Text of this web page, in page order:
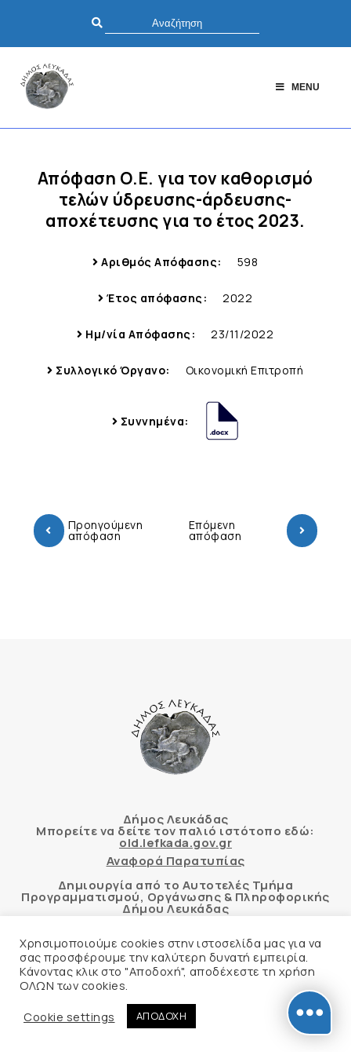
MENU
Απόφαση Ο.Ε. για τον καθορισμό
τελών ύδρευσης-άρδευσης-
αποχέτευσης για το έτος 2023.
Αριθμός Απόφασης: 598
Έτος απόφασης: 2022
Ημ/νία Απόφασης: 23/11/2022
Συλλογικό Όργανο: Οικονομική Επιτροπή
Συννημένα:
Προηγούμενη
απόφαση
Επόμενη
απόφαση
Δήμος Λευκάδας
Μπορείτε να δείτε τον παλιό ιστότοπο εδώ:
old.lefkada.gov.gr
Αναφορά Παρατυπίας
Δημιουργία από το Αυτοτελές Τμήμα
Προγραμματισμού, Οργάνωσης & Πληροφορικής
Δήμου Λευκάδας
Αυτόματος έλεγχος προσβασιμότητας
δικτυακού τόπου με βάση το πρότυπο WCAG 2.1
Δήλωση Προσβασιμότητας
Χρησιμοποιούμε cookies στην ιστοσελίδα μας για να
σας προσφέρουμε την καλύτερη δυνατή εμπειρία.
Κάνοντας κλικ στο "Αποδοχή", αποδέχεστε τη χρήση
ΟΛΩΝ των cookies.
Cookie settings
ΑΠΟΔΟΧΗ